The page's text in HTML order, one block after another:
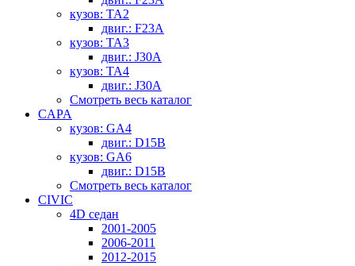
кузов: TA2
двиг.: F23A
кузов: TA3
двиг.: J30A
кузов: TA4
двиг.: J30A
Смотреть весь каталог
CAPA
кузов: GA4
двиг.: D15B
кузов: GA6
двиг.: D15B
Смотреть весь каталог
CIVIC
4D седан
2001-2005
2006-2011
2012-2015